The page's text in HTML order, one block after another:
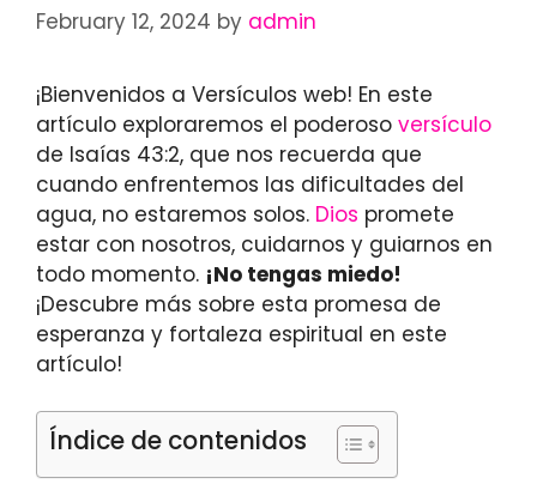
February 12, 2024 by admin
¡Bienvenidos a Versículos web! En este
artículo exploraremos el poderoso versículo
de Isaías 43:2, que nos recuerda que
cuando enfrentemos las dificultades del
agua, no estaremos solos. Dios promete
estar con nosotros, cuidarnos y guiarnos en
todo momento. ¡No tengas miedo!
¡Descubre más sobre esta promesa de
esperanza y fortaleza espiritual en este
artículo!
Índice de contenidos